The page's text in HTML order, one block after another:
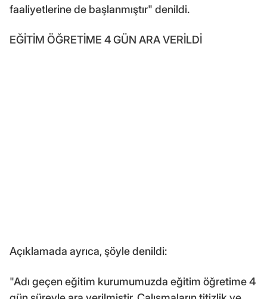
faaliyetlerine de başlanmıştır" denildi.
EĞİTİM ÖĞRETİME 4 GÜN ARA VERİLDİ
Açıklamada ayrıca, şöyle denildi:
"Adı geçen eğitim kurumumuzda eğitim öğretime 4